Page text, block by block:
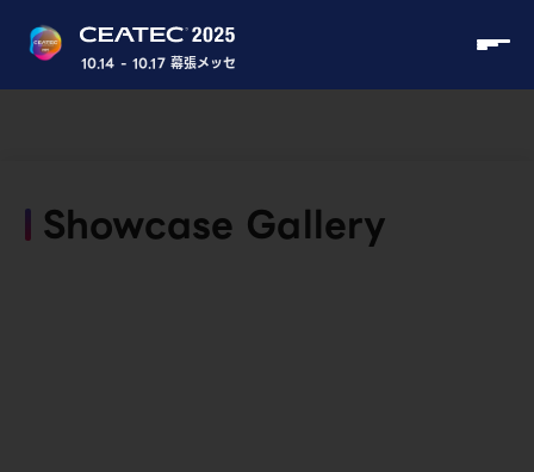
10.14 - 10.17 幕張メッセ
Showcase Gallery